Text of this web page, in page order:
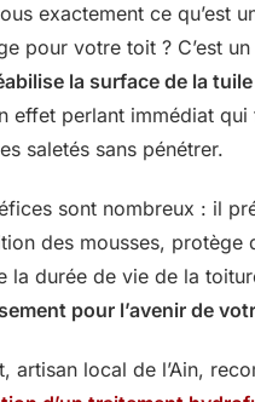
exactement ce qu’est
pour votre toit ? C’est un
la surface de la
effet perlant immédiat
saletés sans pénétrer.
sont nombreux : il
des mousses, protège
la durée de vie de la
pour l’avenir de
artisan local de l’Ain,